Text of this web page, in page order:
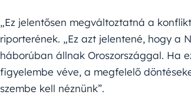
„Ez jelentősen megváltoztatná a
riporterének. „Ez azt jelentené, hogy a
háborúban állnak Oroszországgal. Ha
figyelembe véve, a megfelelő
szembe kell néznünk”.